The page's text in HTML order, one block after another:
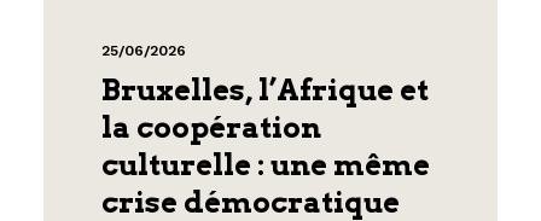
25/06/2026
Bruxelles, l’Afrique et
la coopération
culturelle : une même
crise démocratique